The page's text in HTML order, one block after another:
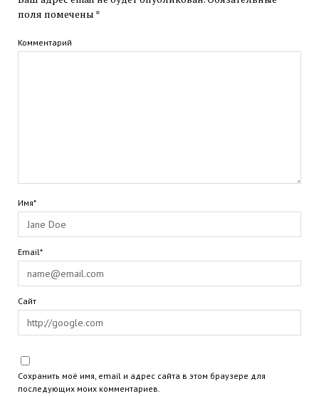
поля помечены *
Комментарий
Имя*
Email*
Сайт
Сохранить моё имя, email и адрес сайта в этом браузере для
последующих моих комментариев.